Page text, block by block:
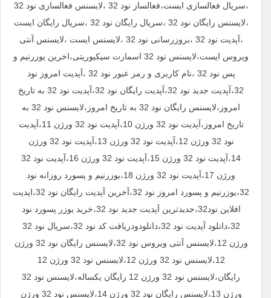
،سریال فعالسازی ایست،فعالساز نود 32 ،لایسنس فعالسازی نود 32
،لایسنس رایگان نود 32 ،سریال رایگان نود 32 ،سریال رایگان ایست
،آپدیت نود 32 ،بروزرسانی نود 32 ،لایسنس ایست ،لایسنس آنتی
ویروس ایست،لایسنس نود 32 اسمارت سیکیوریتی،اخرین یوزرنیم و
پس نود 32 ،نام کاربری و رمز عبور نود 32 ،آپدیت امروز نود
32،آپدیت جدید نود 32،آپدیت رایگان نود 32،آپدیت نود 32 به تاریخ
امروز،لایسنس رایگان نود 32 به تاریخ امروز،لایسنس نود 32 به
تاریخ امروز،آپدیت نود 32 ورژن 10،آپدیت نود 32 ورژن 11،آپدیت
نود 32 ورژن 12،آپدیت نود 32 ورژن 13،آپدیت نود 32 ورژن
14،آپدیت نود 32 ورژن 15،آپدیت نود 32 ورژن 16،آپدیت نود 32
ورژن 17،آپدیت نود 32 ورژن 18،یوزرنیم و پسورد روزانه نود
32،یوزرنیم و پسورد امروز نود 32،آخرین آپدیت رایگان نود 32،اپدیت
افلاین نود32،جدیدترین آپدیت جدید نود 32،خرید یوزر پسورد نود
32،دانلود آپدیت نود 32،دانلودودریافت کد نود 32،سریال نود 32
ورژن 12،لایسنس آنتی ویروس نود 32،لایسنس رایگان نود 32 ورژن
12،لایسنس نود 32 ورژن 12،لایسنس نود 32 ورژن 12
رایگان،لایسنس نود 32 ورژن 12 رایگان یکساله،لایسنس نود 32
ورژن 13،لایسنس رایگان نود 32 ورژن 14،لایسنس نود 32 ورژن